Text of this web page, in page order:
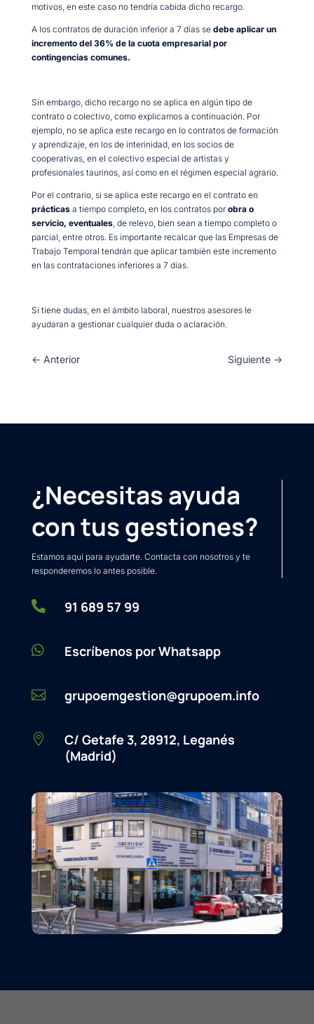
motivos, en este caso no tendría cabida dicho recargo.
A los contratos de duración inferior a 7 días se debe aplicar un
incremento del 36% de la cuota empresarial por
contingencias comunes.
Sin embargo, dicho recargo no se aplica en algún tipo de
contrato o colectivo, como explicamos a continuación. Por
ejemplo, no se aplica este recargo en lo contratos de formación
y aprendizaje, en los de interinidad, en los socios de
cooperativas, en el colectivo especial de artistas y
profesionales taurinos, así como en el régimen especial agrario.
Por el contrario, si se aplica este recargo en el contrato en
prácticasa tiempo completo, en los contratos por obra o
servicio, eventuales, de relevo, bien sean a tiempo completo o
parcial, entre otros. Es importante recalcar que las Empresas de
Trabajo Temporal tendrán que aplicar también este incremento
en las contrataciones inferiores a 7 días.
Si tiene dudas, en el ámbito laboral, nuestros asesores le
ayudaran a gestionar cualquier duda o aclaración.
← Anterior Siguiente →
¿Necesitas ayuda
con tus gestiones?
Estamos aquí para ayudarte. Contacta con nosotros y te
responderemos lo antes posible.
 91 689 57 99
 Escríbenos por Whatsapp
 grupoemgestion@grupoem.info

C/ Getafe 3, 28912, Leganés
(Madrid)